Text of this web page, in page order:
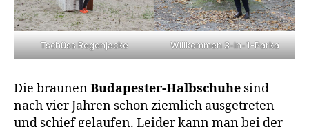
Tschüss Regenjacke Willkommen 3-in-1-Parka
Die braunenBudapester-Halbschuhe sind
nach vier Jahren schon ziemlich ausgetreten
und schief gelaufen. Leider kann man bei der